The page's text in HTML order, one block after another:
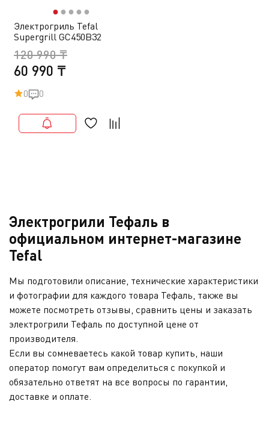
●● ● ● ●
Электрогриль Tefal
Supergrill GC450B32
60 990 ₸
120 990 ₸
0 0
Электрогрили Тефаль в
официальном интернет-магазине
Tefal
Мы подготовили описание, технические характеристики
и фотографии для каждого товара Тефаль, также вы
можете посмотреть отзывы, сравнить цены и заказать
электрогрили Тефаль по доступной цене от
производителя.
Если вы сомневаетесь какой товар купить, наши
оператор помогут вам определиться с покупкой и
обязательно ответят на все вопросы по гарантии,
доставке и оплате.